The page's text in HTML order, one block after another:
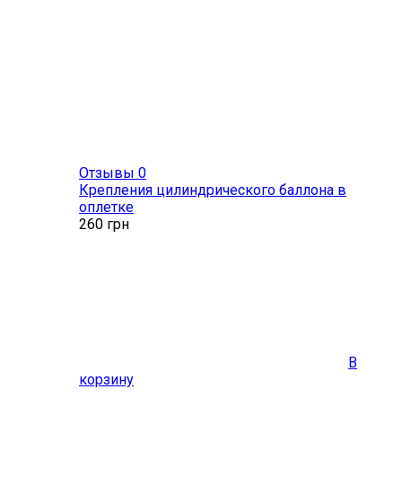
Отзывы 0
Крепления цилиндрического баллона в
оплетке
260 грн
В
корзину